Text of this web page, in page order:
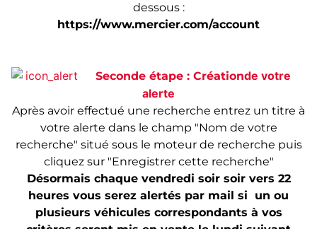
dessous :
https://www.mercier.com/account
Seconde étape : Créationde votre
alerte
Après avoir effectué une recherche entrez un titre à
votre alerte dans le champ "Nom de votre
recherche" situé sous le moteur de recherche puis
cliquez sur "Enregistrer cette recherche"
Désormais chaque vendredi soir soir vers 22
heures vous serez alertés par mail si un ou
plusieurs véhicules correspondants à vos